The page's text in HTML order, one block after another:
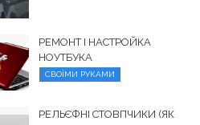
РЕМОНТ І НАСТРОЙКА
НОУТБУКА
СВОЇМИ РУКАМИ
РЕЛЬЄФНІ СТОВПЧИКИ (ЯК